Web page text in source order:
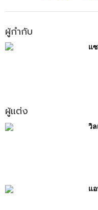
ผู้กำกับ
แ
ผู้แต่ง
วิล
แ